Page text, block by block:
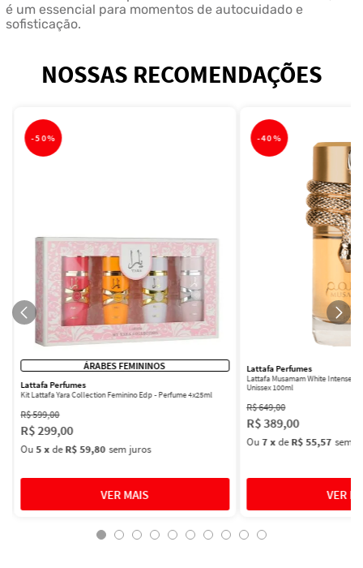
é um essencial para momentos de autocuidado e
sofisticação.
NOSSAS RECOMENDAÇÕES
-50%
ÁRABES FEMININOS
Lattafa Perfumes
Kit Lattafa Yara Collection Feminino Edp - Perfume 4x25ml
R$599,00
R$299,00
Ou5 xdeR$ 59,80 sem juros
-40%
Lattafa Perfumes
Lattafa Musamam White Intense
Unissex 100ml
R$649,00
R$389,00
Ou7xdeR$ 55,57 sem